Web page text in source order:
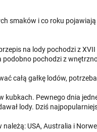
smaków i co roku
na lody pochodzi z
podobno pochodzi z
całą gałkę lodów,
kubkach. Pewnego dnia
lody. Dziś
USA, Australia i